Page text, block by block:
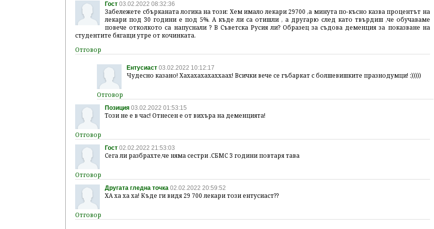
Гост 03.02.2022 08:32:36
Забележете сбърканата логика на този: Хем имало лекари 29700 ,а минута по-късно казва процентът на
лекари под 30 години е под 5%. А къде ли са отишли , а другарю след като твърдиш ,че обучаваме
повече отколкото са напуснали ? В Съветска Русия ли? Образец за съдова деменция за показване на
студентите бягащи утре от кочинката.
Ентусиаст 03.02.2022 10:12:17
Чудесно казано! Хахахахахаххаах! Всички вече се гъбаркат с болшевишките празнодумци! :)))))
Позиция 03.02.2022 01:53:15
Този не е в час! Отнесен е от вихъра на деменцията!
Гост 02.02.2022 21:53:03
Сега ли разбрахте,че няма сестри .СБМС 3 години повтаря тава
Другата гледна точка 02.02.2022 20:59:52
ХА ха ха ха! Къде ги видя 29 700 лекари този ентусиаст??